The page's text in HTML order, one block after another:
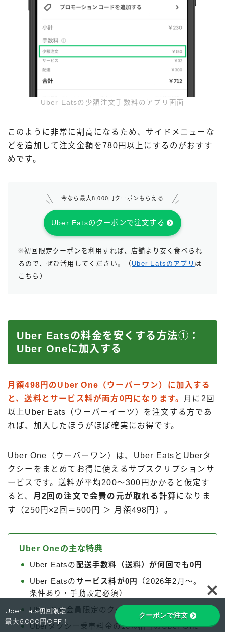
Follow Me
Uber Eatsの少額注文手数料のアプリ画面
このように非常に割高になるため、サイドメニューな
どを追加して注文金額を780円以上にするのがおすす
めです。
今なら最大8,000円クーポンもらえる
Uber Eatsのクーポンで注文する
※初回限定クーポンを利用すれば、店舗より安く食べられ
るので、ぜひ活用してください。（Uber Eatsのアプリ は
こちら）
Uber Eatsの料金を安くする方法①：
Uber Oneに加入する
月額498円のUber One（ウーバーワン）に加入する
と、送料とサービス料が両方0円になります。
月に2回
以上Uber Eats（ウーバーイーツ）を注文する方であ
れば、加入したほうがほぼ確実にお得です。
Uber One（ウーバーワン）は、Uber EatsとUberタ
クシーをまとめてお得に使えるサブスクリプションサ
ービスです。送料が平均200〜300円かかると仮定す
ると、 月2回の注文で会費の元が取れる計算 になりま
す（250円×2回＝500円 ＞ 月額498円）。
Uber Oneの主な特典
Uber Eatsの配送手数料（送料）が何回でも0円
Uber Eatsのサービス料が0円
（2026年2月〜。
条件あり・手動設定必須）
Uber One会員限定のクーポン・特典
Uberタクシー乗車料金の10%相当のUber One
Uber Eats初回限定
最大6,000円OFF！
クーポンで注文